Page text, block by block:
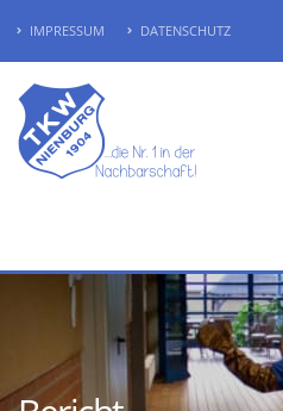
IMPRESSUM DATENSCHUTZ